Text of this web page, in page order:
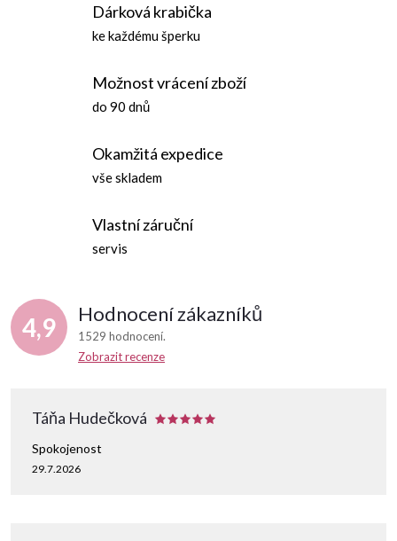
Dárková krabička
ke každému šperku
Možnost vrácení zboží
do 90 dnů
Okamžitá expedice
vše skladem
Vlastní záruční
servis
4,9 Hodnocení zákazníků
1529 hodnocení
Zobrazit recenze
Táňa Hudečková
29.7.2026
Spokojenost